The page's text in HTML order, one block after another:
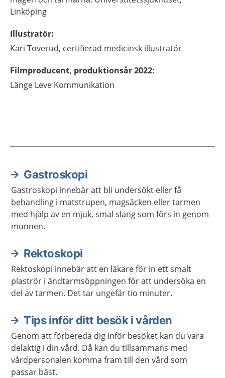
Linköping
Illustratör:
Kari Toverud, certifierad medicinsk illustratör
Filmproducent, produktionsår 2022:
Länge Leve Kommunikation
Aktuella artiklar
Gastroskopi
Gastroskopi innebär att bli undersökt eller få
behandling i matstrupen, magsäcken eller tarmen
med hjälp av en mjuk, smal slang som förs in genom
munnen.
Rektoskopi
Rektoskopi innebär att en läkare för in ett smalt
plaströr i ändtarmsöppningen för att undersöka en
del av tarmen. Det tar ungefär tio minuter.
Tips inför ditt besök i vården
Genom att förbereda dig inför besöket kan du vara
delaktig i din vård. Då kan du tillsammans med
vårdpersonalen komma fram till den vård som
passar bäst.